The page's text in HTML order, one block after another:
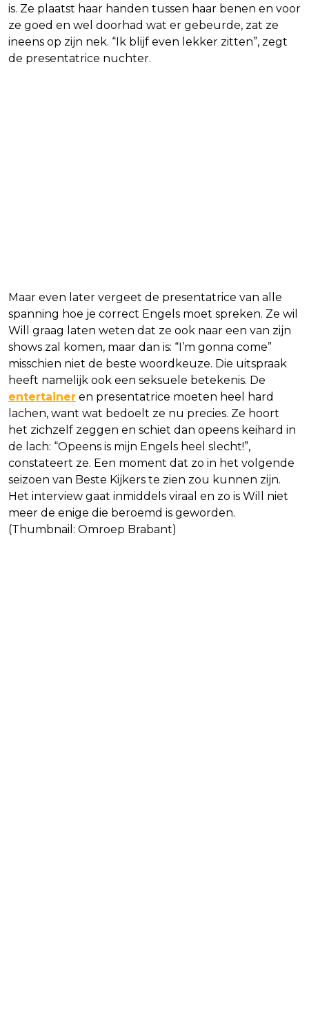
is. Ze plaatst haar handen tussen haar benen en voor
ze goed en wel doorhad wat er gebeurde, zat ze
ineens op zijn nek. “Ik blijf even lekker zitten”, zegt
de presentatrice nuchter.
Maar even later vergeet de presentatrice van alle
spanning hoe je correct Engels moet spreken. Ze wil
Will graag laten weten dat ze ook naar een van zijn
shows zal komen, maar dan is: “I’m gonna come”
misschien niet de beste woordkeuze. Die uitspraak
heeft namelijk ook een seksuele betekenis. De
entertainer en presentatrice moeten heel hard
lachen, want wat bedoelt ze nu precies. Ze hoort
het zichzelf zeggen en schiet dan opeens keihard in
de lach: “Opeens is mijn Engels heel slecht!”,
constateert ze. Een moment dat zo in het volgende
seizoen van Beste Kijkers te zien zou kunnen zijn.
Het interview gaat inmiddels viraal en zo is Will niet
meer de enige die beroemd is geworden.
(Thumbnail: Omroep Brabant)